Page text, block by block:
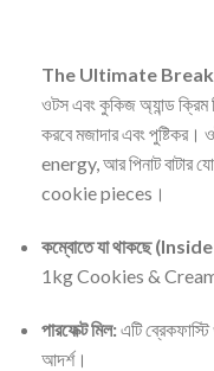
The Ultimate
ওটস এবং কুকিজ অ্যান্ড ক্রিম
করবে মজাদার এবং
energy, আর পিনাট
cookie pieces।
কম্বোতে যা থাকছে
1kg Cookies &
পারফেক্ট মিল:এটি
আদর্শ।